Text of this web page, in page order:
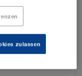
- September
zulassen